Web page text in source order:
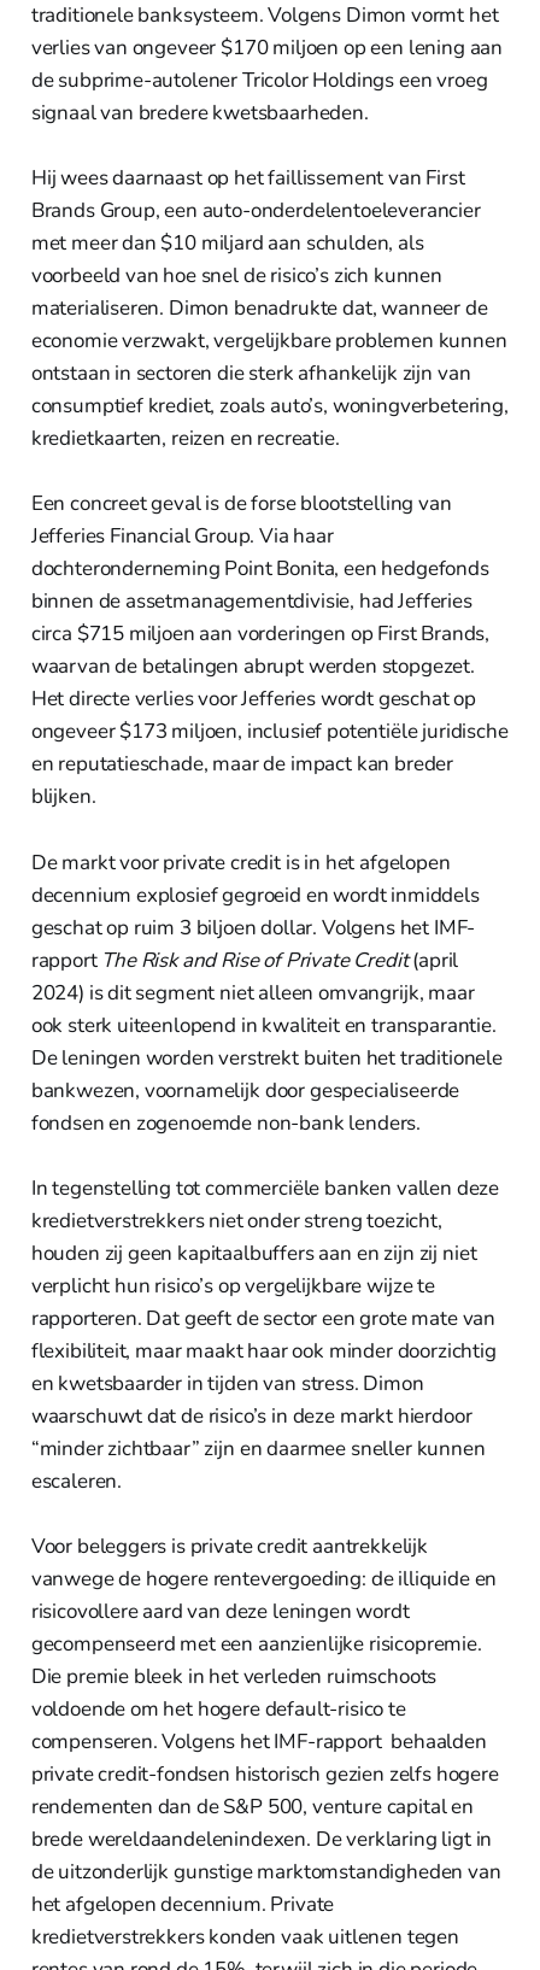
traditionele banksysteem. Volgens Dimon vormt het
verlies van ongeveer $170 miljoen op een lening aan
de subprime-autolener Tricolor Holdings een vroeg
signaal van bredere kwetsbaarheden.
Hij wees daarnaast op het faillissement van First
Brands Group, een auto-onderdelentoeleverancier
met meer dan $10 miljard aan schulden, als
voorbeeld van hoe snel de risico’s zich kunnen
materialiseren. Dimon benadrukte dat, wanneer de
economie verzwakt, vergelijkbare problemen kunnen
ontstaan in sectoren die sterk afhankelijk zijn van
consumptief krediet, zoals auto’s, woningverbetering,
kredietkaarten, reizen en recreatie.
Een concreet geval is de forse blootstelling van
Jefferies Financial Group. Via haar
dochteronderneming Point Bonita, een hedgefonds
binnen de assetmanagementdivisie, had Jefferies
circa $715 miljoen aan vorderingen op First Brands,
waarvan de betalingen abrupt werden stopgezet.
Het directe verlies voor Jefferies wordt geschat op
ongeveer $173 miljoen, inclusief potentiële juridische
en reputatieschade, maar de impact kan breder
blijken.
De markt voor private credit is in het afgelopen
decennium explosief gegroeid en wordt inmiddels
geschat op ruim 3 biljoen dollar. Volgens het IMF-
rapport The Risk and Rise of Private Credit(april
2024) is dit segment niet alleen omvangrijk, maar
ook sterk uiteenlopend in kwaliteit en transparantie.
De leningen worden verstrekt buiten het traditionele
bankwezen, voornamelijk door gespecialiseerde
fondsen en zogenoemde non-bank lenders.
In tegenstelling tot commerciële banken vallen deze
kredietverstrekkers niet onder streng toezicht,
houden zij geen kapitaalbuffers aan en zijn zij niet
verplicht hun risico’s op vergelijkbare wijze te
rapporteren. Dat geeft de sector een grote mate van
flexibiliteit, maar maakt haar ook minder doorzichtig
en kwetsbaarder in tijden van stress. Dimon
waarschuwt dat de risico’s in deze markt hierdoor
“minder zichtbaar” zijn en daarmee sneller kunnen
escaleren.
Voor beleggers is private credit aantrekkelijk
vanwege de hogere rentevergoeding: de illiquide en
risicovollere aard van deze leningen wordt
gecompenseerd met een aanzienlijke risicopremie.
Die premie bleek in het verleden ruimschoots
voldoende om het hogere default-risico te
compenseren. Volgens het IMF-rapport behaalden
private credit-fondsen historisch gezien zelfs hogere
rendementen dan de S&P 500, venture capital en
brede wereldaandelenindexen. De verklaring ligt in
de uitzonderlijk gunstige marktomstandigheden van
het afgelopen decennium. Private
kredietverstrekkers konden vaak uitlenen tegen